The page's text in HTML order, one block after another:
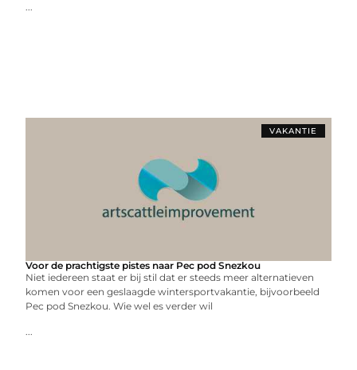
...
VAKANTIE
Voor de prachtigste pistes naar Pec pod Snezkou
Niet iedereen staat er bij stil dat er steeds meer alternatieven
komen voor een geslaagde wintersportvakantie, bijvoorbeeld
Pec pod Snezkou. Wie wel es verder wil
...